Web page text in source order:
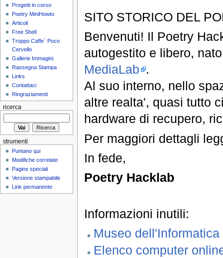
SITO STORICO DEL
Benvenuti! Il Poetry
autogestito e libero,
MediaLab .
Al suo interno, nello
altre realta', quasi tutto
hardware di recupero,
Per maggiori dettagli
In fede,
Poetry Hacklab
Informazioni inutili:
Museo
Elenco computer
Progetti in corso
Poetry MiniHowto
Articoli
Free Shell
Troppo Caffe` Poco
Cervello
Gallerie Immagini
Rassegna Stampa
Links
Contattaci
Ringraziamenti
ricerca
strumenti
Puntano qui
Modifiche correlate
Pagine speciali
Versione stampabile
Link permanente